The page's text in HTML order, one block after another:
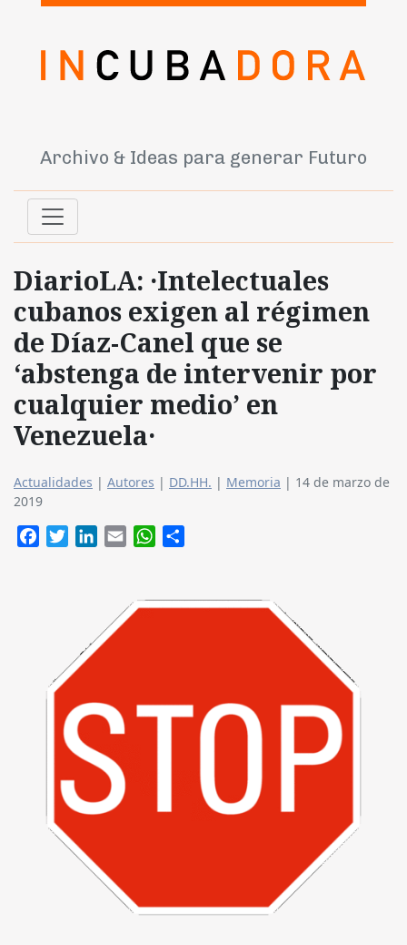
Archivo & Ideas para generar Futuro
DiarioLA: ·Intelectuales
cubanos exigen al régimen
de Díaz-Canel que se
‘abstenga de intervenir por
cualquier medio’ en
Venezuela·
Actualidades | Autores | DD.HH. | Memoria | 14 de marzo de
2019
FacebookTwitterLinkedIn
Email WhatsApp